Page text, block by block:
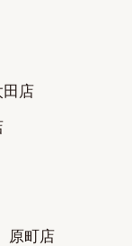
店
原町店